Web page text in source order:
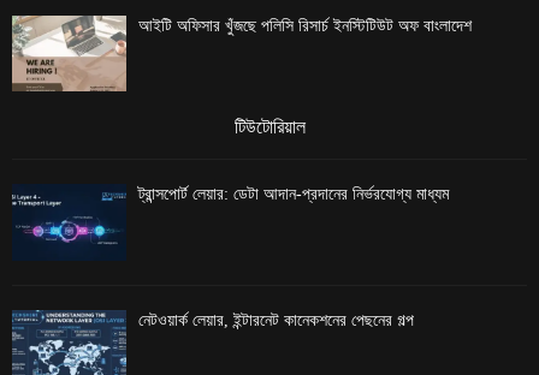
আইটি অফিসার খুঁজছে পলিসি রিসার্চ ইনস্টিটিউট অফ বাংলাদেশ
টিউটোরিয়াল
ট্রান্সপোর্ট লেয়ার: ডেটা আদান-প্রদানের নির্ভরযোগ্য মাধ্যম
নেটওয়ার্ক লেয়ার, ইন্টারনেট কানেকশনের পেছনের গল্প